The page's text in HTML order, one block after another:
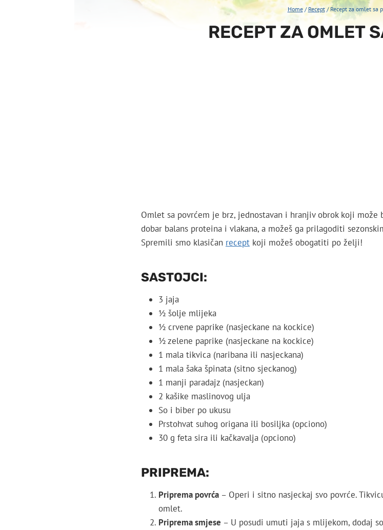
Home / Recept / Recept za omlet sa
RECEPT ZA OMLET
Omlet sa povrćem je brz, jednostavan i hranjiv obrok koji može
dobar balans proteina i vlakana, a možeš ga prilagoditi
Spremili smo klasičan recept koji možeš obogatiti po želji!
SASTOJCI:
3 jaja
½ šolje mlijeka
½ crvene paprike (nasjeckane na kockice)
½ zelene paprike (nasjeckane na kockice)
1 mala tikvica (naribana ili nasjeckana)
1 mala šaka špinata (sitno sjeckanog)
1 manji paradajz (nasjeckan)
2 kašike maslinovog ulja
So i biber po ukusu
Prstohvat suhog origana ili bosiljka (opciono)
30 g feta sira ili kačkavalja (opciono)
PRIPREMA:
Priprema povrća – Operi i sitno nasjeckaj svo povrće.
omlet.
Priprema smjese – U posudi umuti jaja s mlijekom, dodaj